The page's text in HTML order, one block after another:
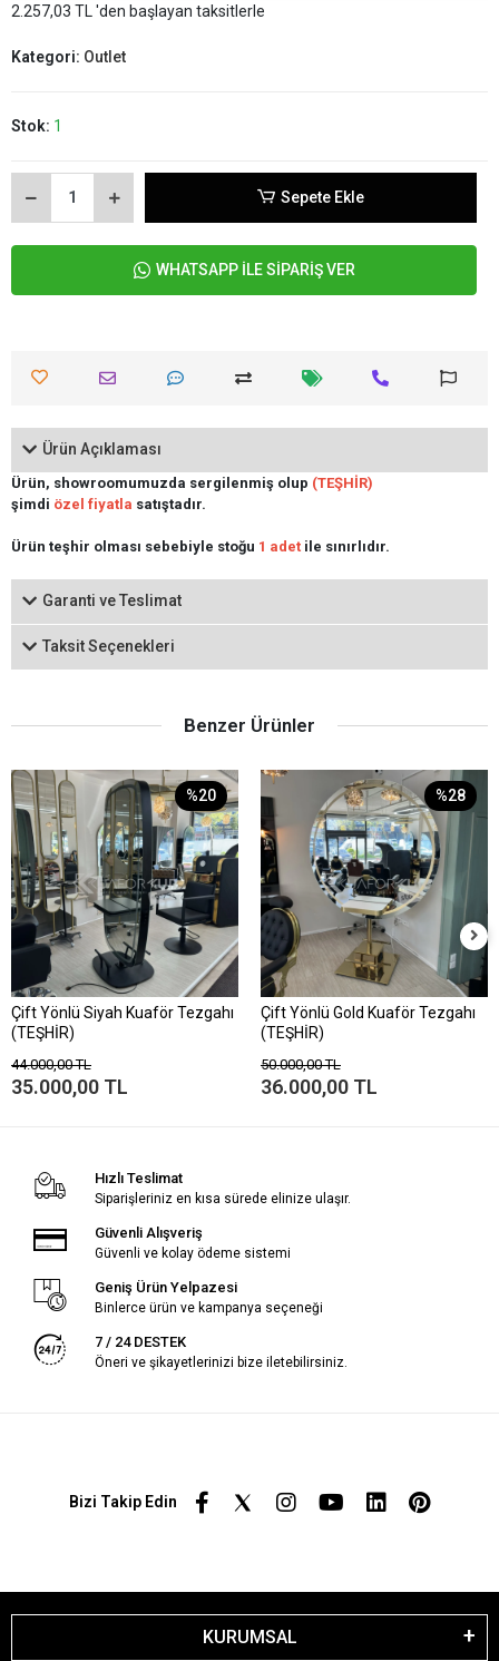
2.257,03 TL 'den başlayan taksitlerle
Kategori: Outlet
Stok: 1
Sepete Ekle
WHATSAPP İLE SİPARİŞ VER
Ürün Açıklaması
Ürün, showroomumuzda sergilenmiş olup (TEŞHİR)
şimdi özel fiyatla satıştadır.
Ürün teşhir olması sebebiyle stoğu 1 adet ile sınırlıdır.
Garanti ve Teslimat
Taksit Seçenekleri
Benzer Ürünler
%20
Çift Yönlü Siyah Kuaför Tezgahı
(TEŞHİR)
44.000,00 TL
35.000,00 TL
%28
Çift Yönlü Gold Kuaför Tezgahı
(TEŞHİR)
50.000,00 TL
36.000,00 TL
Hızlı Teslimat
Siparişleriniz en kısa sürede elinize ulaşır.
Güvenli Alışveriş
Güvenli ve kolay ödeme sistemi
Geniş Ürün Yelpazesi
Binlerce ürün ve kampanya seçeneği
7 / 24 DESTEK
Öneri ve şikayetlerinizi bize iletebilirsiniz.
Bizi Takip Edin
KURUMSAL